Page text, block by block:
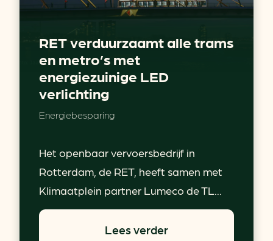
RET verduurzaamt alle trams
en metro’s met
energiezuinige LED
verlichting
Energiebesparing
Het openbaar vervoersbedrijf in
Rotterdam, de RET, heeft samen met
Klimaatplein partner Lumeco de TL...
Lees verder